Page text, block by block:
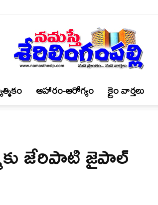
శేరిలింగంపల్లి
ఆహారం-ఆరోగ్యం క్రైం వార్త‌లు
జేరిపాటి జైపాల్